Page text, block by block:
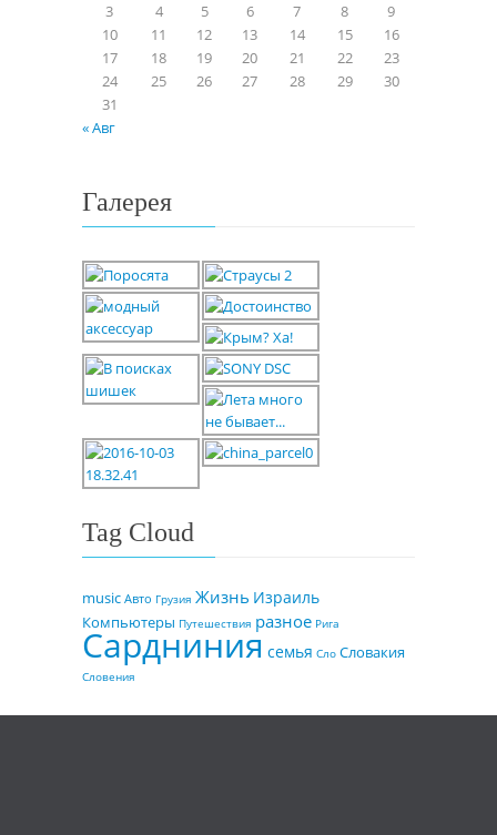
3
4 5 6 7 8
9
10
11 12 13 14 15
16
17
18 19 20 21 22
23
24
25 26 27 28 29
30
31
« Авг
Галерея
Tag Cloud
music Авто Грузия Жизнь Израиль
Компьютеры Путешествия разное Рига
Сардниния семья Сло Словакия
Словения